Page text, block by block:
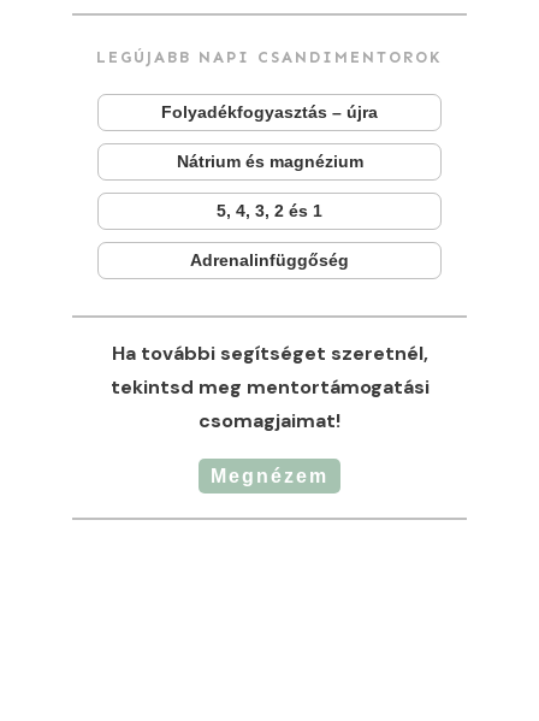
LEGÚJABB NAPI CSANDIMENTOROK
Folyadékfogyasztás – újra
Nátrium és magnézium
5, 4, 3, 2 és 1
Adrenalinfüggőség
Ha további segítséget szeretnél,
tekintsd meg mentortámogatási
csomagjaimat!
Megnézem